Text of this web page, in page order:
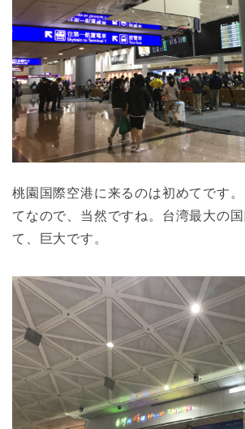
桃園国際空港に来るのは初めてです
てなので、当然ですね。台湾最大の
て、巨大です。